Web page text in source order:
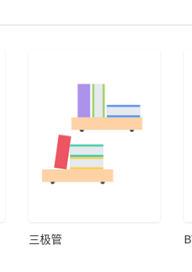
三极管